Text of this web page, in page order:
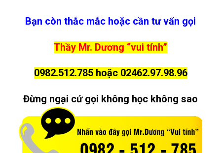
Bạn còn thắc mắc hoặc cần tư vấn gọi
Thầy Mr. Dương “vui tính”
0982.512.785 hoặc 02462.97.98.96
Đừng ngại cứ gọi không học không sao